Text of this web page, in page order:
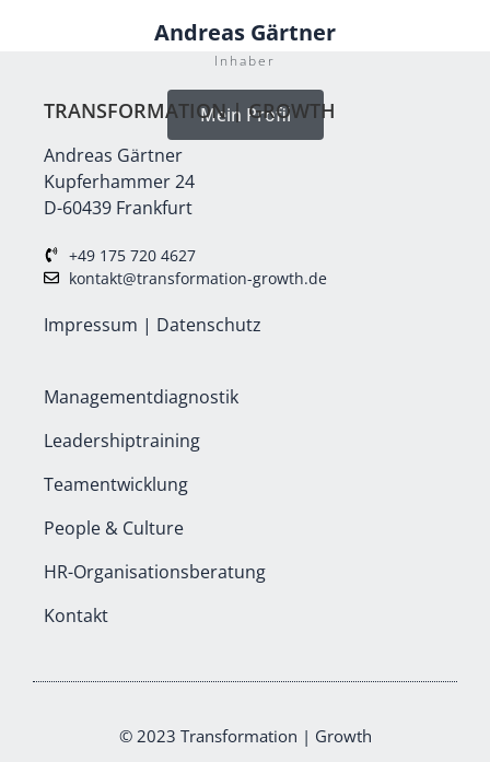
Andreas Gärtner
Inhaber
Mein Profil
TRANSFORMATION | GROWTH
Andreas Gärtner
Kupferhammer 24
D-60439 Frankfurt
+49 175 720 4627
kontakt@transformation-growth.de
Impressum | Datenschutz
Managementdiagnostik
Leadershiptraining
Teamentwicklung
People & Culture
HR-Organisationsberatung
Kontakt
© 2023 Transformation | Growth